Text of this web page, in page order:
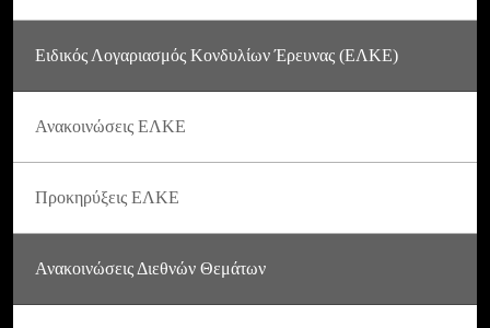
Ειδικός Λογαριασμός Κονδυλίων Έρευνας (ΕΛΚΕ)
Ανακοινώσεις ΕΛΚΕ
Προκηρύξεις ΕΛΚΕ
Ανακοινώσεις Διεθνών Θεμάτων